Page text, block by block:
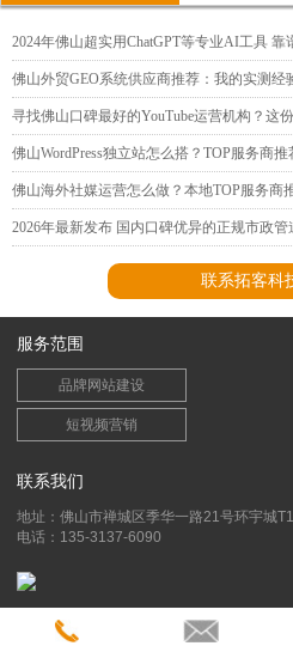
2024年佛山超实用ChatGPT等专业AI工具 靠
佛山外贸GEO系统供应商推荐：我的实测经
寻找佛山口碑最好的YouTube运营机构？这
佛山WordPress独立站怎么搭？TOP服务商
佛山海外社媒运营怎么做？本地TOP服务商
2026年最新发布 国内口碑优异的正规市政
联系拓客科
服务范围
品牌网站建设
短视频营销
联系我们
地址：佛山市禅城区季华一路21号环宇城
电话：135-3137-6090